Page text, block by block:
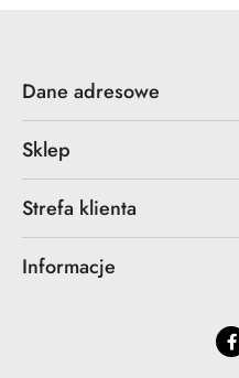
Dane adresowe
Sklep
Strefa klienta
Informacje